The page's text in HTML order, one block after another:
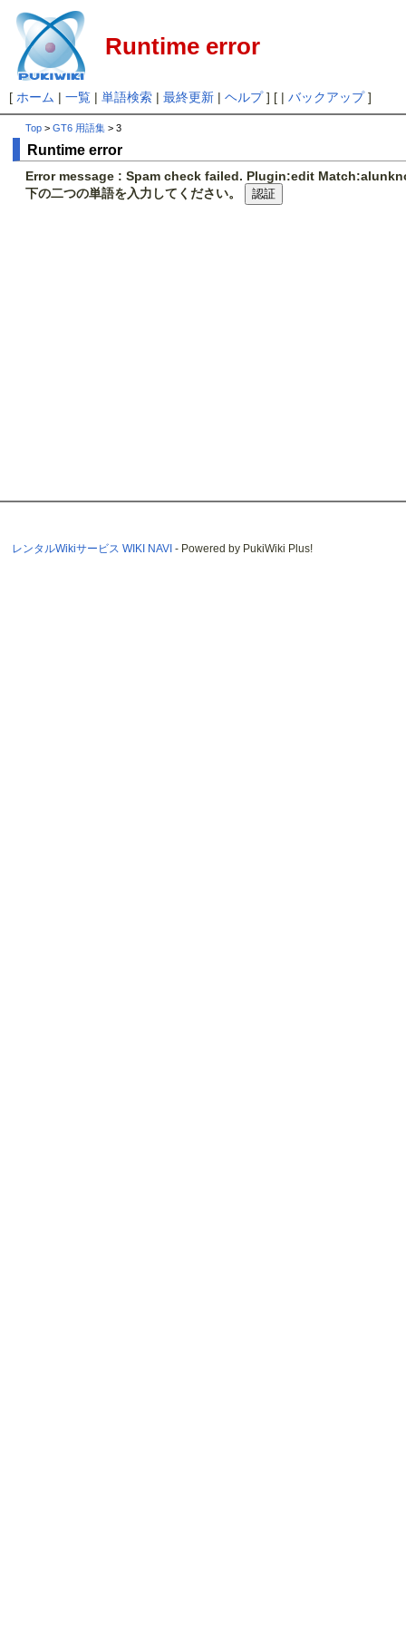
Runtime error
[ ホーム | 一覧| 単語検索| 最終更新| ヘルプ] [ | バックアップ]
Top > GT6 用語集 > 3
Runtime error
Error message : Spam check failed. Plugin:edit
下の二つの単語を入力してください。
レンタルWikiサービス WIKI NAVI - Powered by PukiWiki Plus!